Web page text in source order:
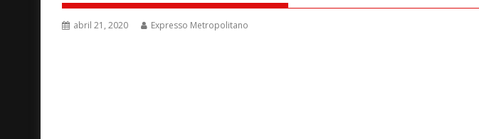
abril 21, 2020 Expresso Metropolitano